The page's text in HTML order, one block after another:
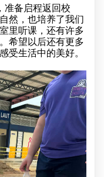
备启程返回校
然，也培养了我们
里听课，还有许多
希望以后还有更多
受生活中的美好。